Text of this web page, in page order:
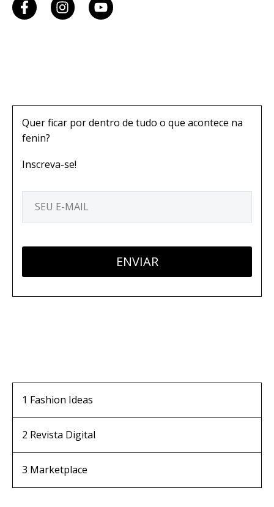
Quer ficar por dentro de tudo o que acontece na
fenin?
Inscreva-se!
1 Fashion Ideas
2 Revista Digital
3 Marketplace